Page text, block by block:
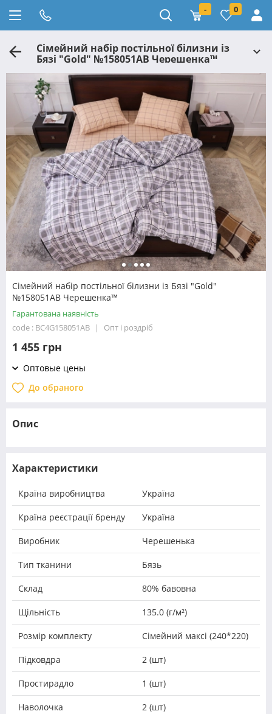
- 0
Сімейний набір постільної білизни із
Бязі "Gold" №158051AB Черешенка™
Сімейний набір постільної білизни із Бязі "Gold"
№158051AB Черешенка™
Гарантована наявність
code : BC4G158051AB
Опт і роздріб
1 455 грн
Оптовые цены
До обраного
Опис
Характеристики
Країна виробництва Україна
Країна реєстрації бренду Україна
Виробник Черешенька
Тип тканини Бязь
Склад 80% бавовна
Щільність 135.0 (г/м²)
Розмір комплекту Сімейний максі (240*220)
Підковдра 2 (шт)
Простирадло 1 (шт)
Наволочка 2 (шт)